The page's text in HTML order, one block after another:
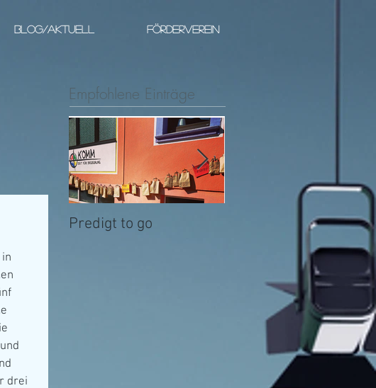
BLOG/AKTUELL FÖRDERVEREIN
Empfohlene Einträge
drei
Predigt to go Ist da jemand?